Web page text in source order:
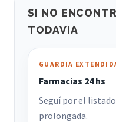
SI NO
TODAVIA
GUARDIA
Farmacias 24 hs
Seguí por el
prolongada.